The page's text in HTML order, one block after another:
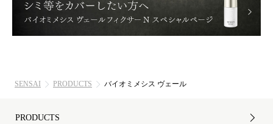
SENSAI PRODUCTS バイオミメシス ヴェール
PRODUCTS